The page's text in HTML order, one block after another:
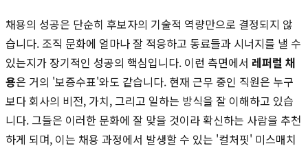
채용의 성공은 단순히 후보자의 기술적 역량만으로 결정되지 않
습니다. 조직 문화에 얼마나 잘 적응하고 동료들과 시너지를 낼 수
있는지가 장기적인 성공의 핵심입니다. 이런 측면에서 레퍼럴 채
용은 거의 '보증수표'와도 같습니다. 현재 근무 중인 직원은 누구
보다 회사의 비전, 가치, 그리고 일하는 방식을 잘 이해하고 있습
니다. 그들은 이러한 문화에 잘 맞을 것이라 확신하는 사람을 추천
하게 되며, 이는 채용 과정에서 발생할 수 있는 '컬처핏' 미스매치